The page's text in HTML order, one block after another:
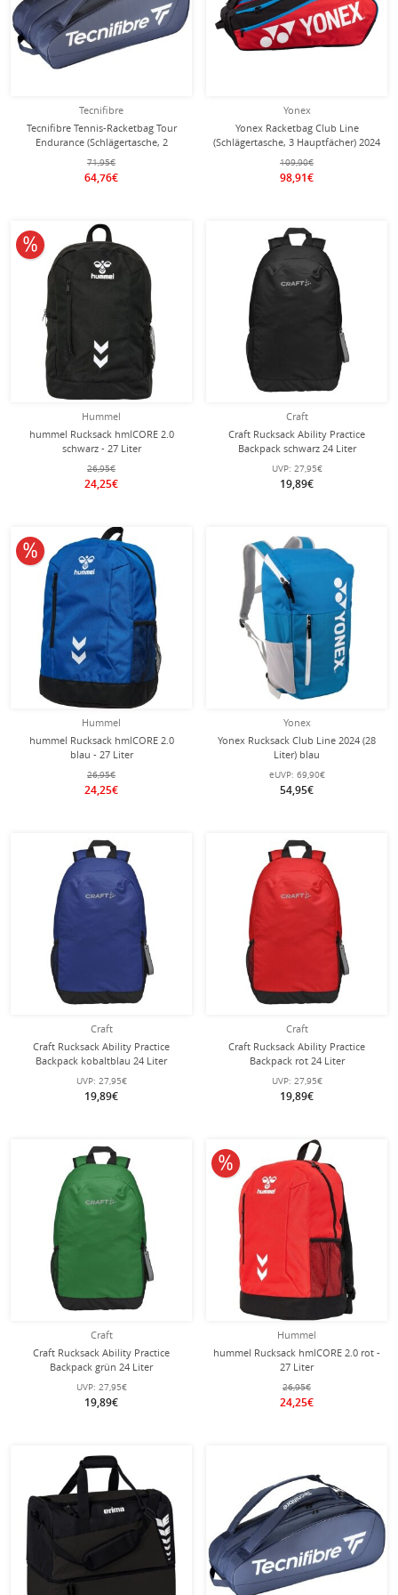
Tecnifibre
Tecnifibre Tennis-Racketbag Tour
Endurance (Schlägertasche, 2
Hauptfächer) navyblau 12er
71,95€
64,76€
Yonex
Yonex Racketbag Club Line
(Schlägertasche, 3 Hauptfächer) 2024
rot/schwarz 12er
109,90€
98,91€
Hummel
hummel Rucksack hmlCORE 2.0
schwarz - 27 Liter
26,95€
24,25€
10% reduziert
Craft
Craft Rucksack Ability Practice
Backpack schwarz 24 Liter
UVP: 27,95€
19,89€
Hummel
hummel Rucksack hmlCORE 2.0
blau - 27 Liter
26,95€
24,25€
10% reduziert
Yonex
Yonex Rucksack Club Line 2024 (28
Liter) blau
eUVP: 69,90€
54,95€
Craft
Craft Rucksack Ability Practice
Backpack kobaltblau 24 Liter
UVP: 27,95€
19,89€
Craft
Craft Rucksack Ability Practice
Backpack rot 24 Liter
UVP: 27,95€
19,89€
Craft
Craft Rucksack Ability Practice
Backpack grün 24 Liter
UVP: 27,95€
19,89€
Hummel
hummel Rucksack hmlCORE 2.0 rot -
27 Liter
26,95€
24,25€
10% reduziert